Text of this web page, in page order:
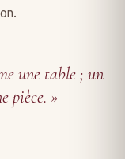
une table ; un
pièce. »